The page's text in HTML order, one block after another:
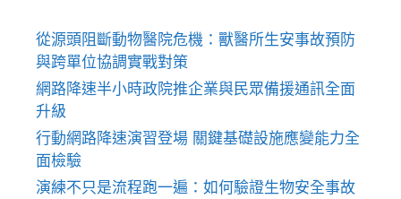
從源頭阻斷動物醫院危機：獸醫所生安事故預防
與跨單位協調實戰對策
網路降速半小時政院推企業與民眾備援通訊全面
升級
行動網路降速演習登場 關鍵基礎設施應變能力全
面檢驗
演練不只是流程跑一遍：如何驗證生物安全事故